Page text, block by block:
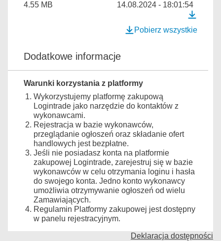
4.55 MB
14.08.2024 - 18:01:54
Pobierz wszystkie
Dodatkowe informacje
Warunki korzystania z platformy
Wykorzystujemy platformę zakupową
Logintrade jako narzędzie do kontaktów z
wykonawcami.
Rejestracja w bazie wykonawców,
przeglądanie ogłoszeń oraz składanie ofert
handlowych jest bezpłatne.
Jeśli nie posiadasz konta na platformie
zakupowej Logintrade, zarejestruj się w bazie
wykonawców w celu otrzymania loginu i hasła
do swojego konta. Jedno konto wykonawcy
umożliwia otrzymywanie ogłoszeń od wielu
Zamawiających.
Regulamin Platformy zakupowej jest dostępny
w panelu rejestracyjnym.
Deklaracja dostępności